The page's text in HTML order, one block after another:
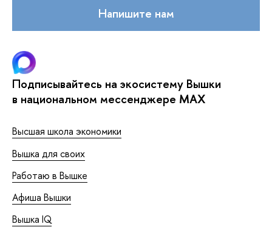
Напишите нам
Подписывайтесь на экосистему Вышки
в национальном мессенджере MAX
Высшая школа экономики
Вышка для своих
Работаю в Вышке
Афиша Вышки
Вышка IQ